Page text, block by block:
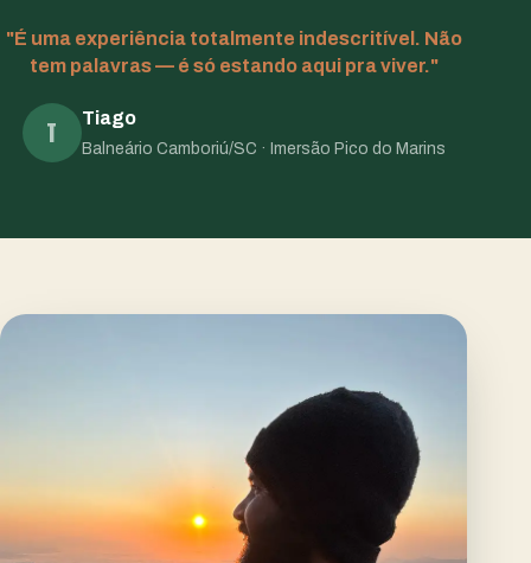
"É uma experiência totalmente indescritível. Não
tem palavras — é só estando aqui pra viver."
T Tiago
Balneário Camboriú/SC · Imersão Pico do Marins